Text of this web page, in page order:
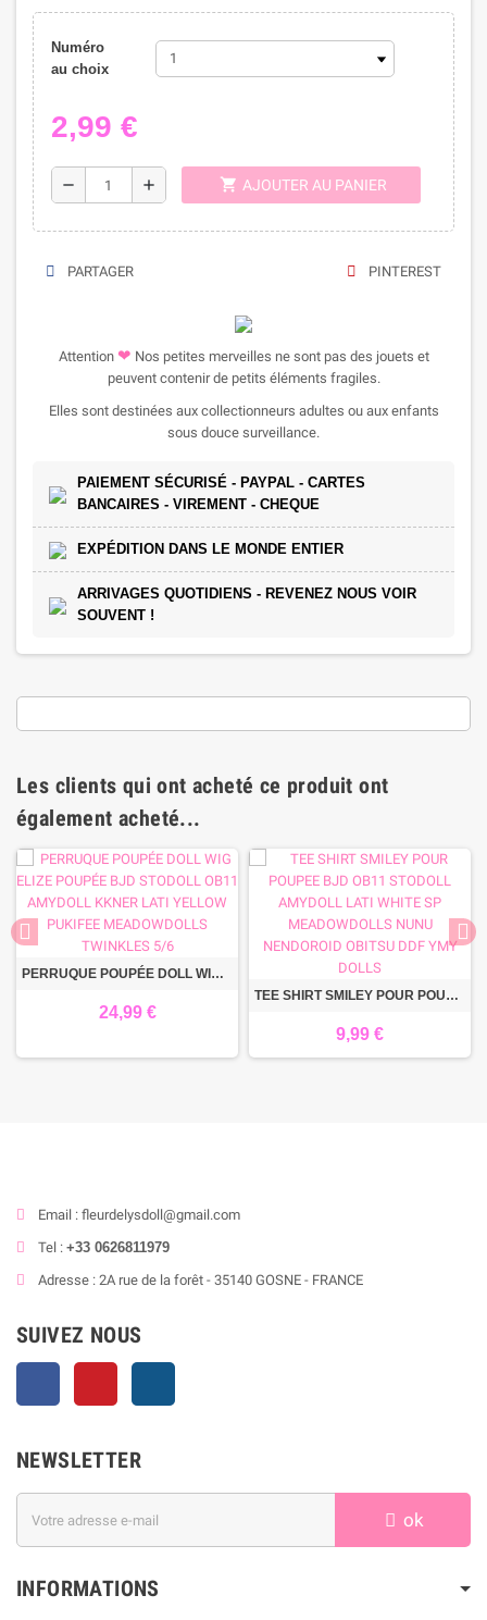
Numéro
au choix
2,99 €
remove add shopping_cart AJOUTER AU PANIER
PARTAGER PINTEREST
Attention ❤ Nos petites merveilles ne sont pas des jouets et
peuvent contenir de petits éléments fragiles.
Elles sont destinées aux collectionneurs adultes ou aux enfants
sous douce surveillance.
PAIEMENT SÉCURISÉ - PAYPAL - CARTES
BANCAIRES - VIREMENT - CHEQUE
EXPÉDITION DANS LE MONDE ENTIER
ARRIVAGES QUOTIDIENS - REVENEZ NOUS VOIR
SOUVENT !
Les clients qui ont acheté ce produit ont
également acheté...
PERRUQUE POUPÉE DOLL WIG ELIZE POUPÉE BJD STODOLL OB11 AMYDOLL KKNER LATI YELLOW PUKIFEE MEADOWDOLLS TWINKLES 5/6
24,99 €
TEE SHIRT SMILEY POUR POUPEE BJD OB11 STODOLL AMYDOLL LATI WHITE SP MEADOWDOLLS NUNU NENDOROID OBITSU DDF YMY DOLLS
9,99 €
Email : fleurdelysdoll@gmail.com
Tel : +33 0626811979
Adresse : 2A rue de la forêt - 35140 GOSNE - FRANCE
SUIVEZ NOUS
NEWSLETTER
ok
INFORMATIONS